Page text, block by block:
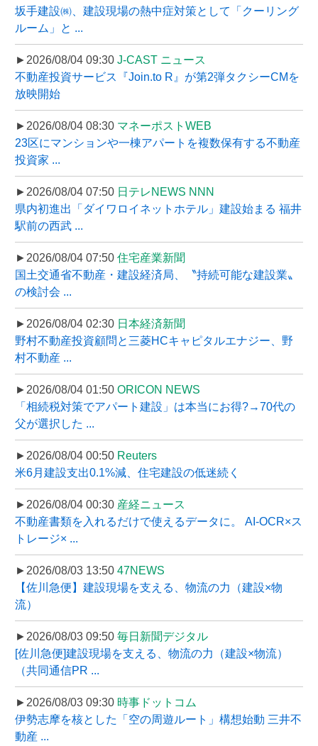
坂手建設㈱、建設現場の熱中症対策として「クーリング
ルーム」と ...
►2026/08/04 09:30 J-CAST ニュース
不動産投資サービス『Join.to R』が第2弾タクシーCMを
放映開始
►2026/08/04 08:30 マネーポストWEB
23区にマンションや一棟アパートを複数保有する不動産
投資家 ...
►2026/08/04 07:50 日テレNEWS NNN
県内初進出「ダイワロイネットホテル」建設始まる 福井
駅前の西武 ...
►2026/08/04 07:50 住宅産業新聞
国土交通省不動産・建設経済局、〝持続可能な建設業〟
の検討会 ...
►2026/08/04 02:30 日本経済新聞
野村不動産投資顧問と三菱HCキャピタルエナジー、野
村不動産 ...
►2026/08/04 01:50 ORICON NEWS
「相続税対策でアパート建設」は本当にお得?→70代の
父が選択した ...
►2026/08/04 00:50 Reuters
米6月建設支出0.1%減、住宅建設の低迷続く
►2026/08/04 00:30 産経ニュース
不動産書類を入れるだけで使えるデータに。 AI-OCR×ス
トレージ× ...
►2026/08/03 13:50 47NEWS
【佐川急便】建設現場を支える、物流の力（建設×物
流）
►2026/08/03 09:50 毎日新聞デジタル
[佐川急便]建設現場を支える、物流の力（建設×物流）
（共同通信PR ...
►2026/08/03 09:30 時事ドットコム
伊勢志摩を核とした「空の周遊ルート」構想始動 三井不
動産 ...